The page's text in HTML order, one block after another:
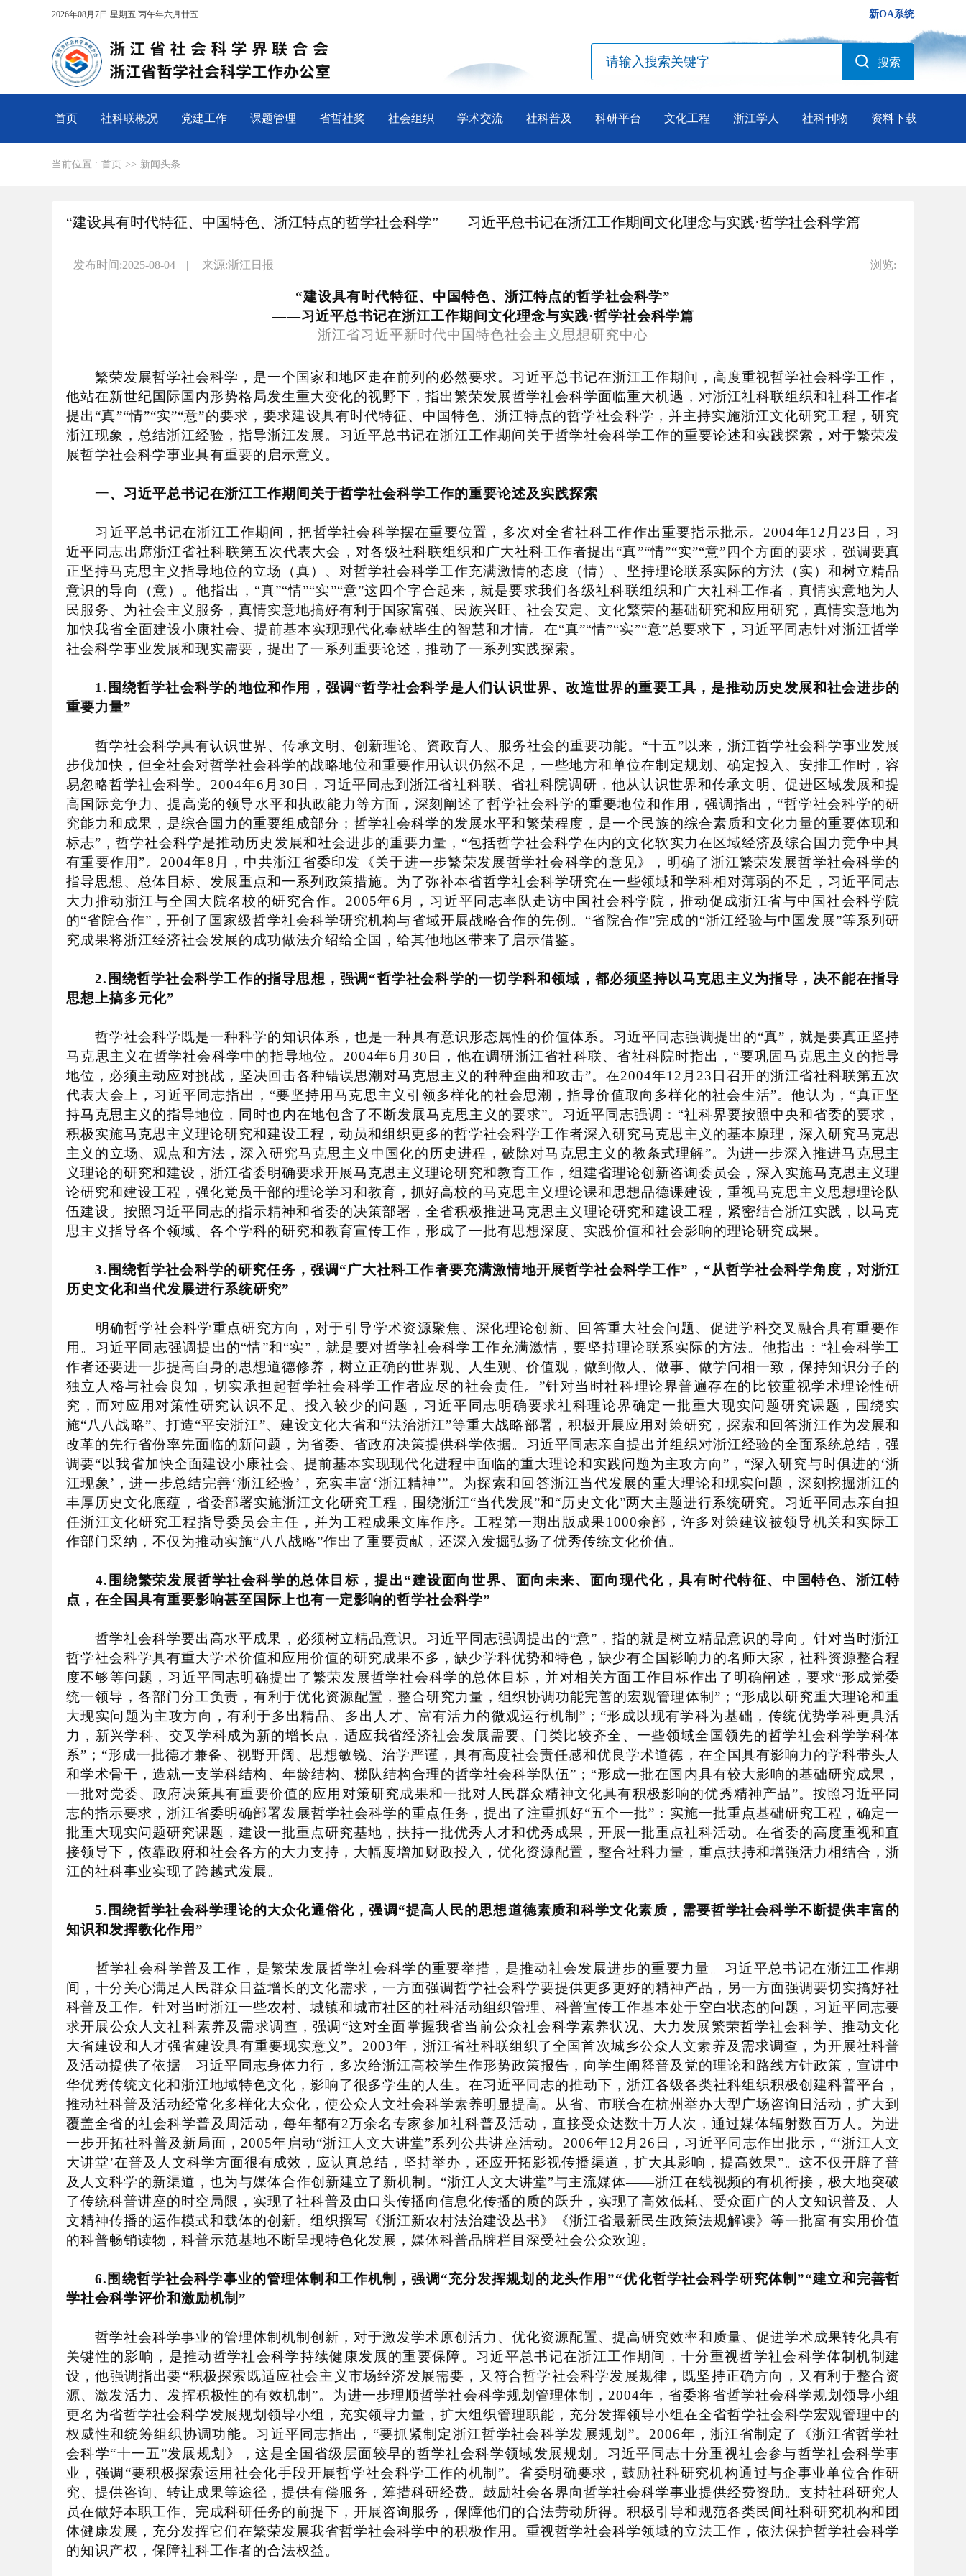
2026年08月7日 星期五 丙午年六月廿五 新OA系统
首页 社科联概况 党建工作 课题管理 省哲社奖 社会组织 学术交流 社科普及 科研平台 文化工程 浙江学人 社科刊物 资料下载
当前位置 : 首页 >> 新闻头条
“建设具有时代特征、中国特色、浙江特点的哲学社会科学”——习近平总书记在浙江工作期间文化理念与实践·哲学社会科学篇
发布时间:2025-08-04 | 来源:浙江日报 浏览:
“建设具有时代特征、中国特色、浙江特点的哲学社会科学”
——习近平总书记在浙江工作期间文化理念与实践·哲学社会科学篇
浙江省习近平新时代中国特色社会主义思想研究中心
繁荣发展哲学社会科学，是一个国家和地区走在前列的必然要求。习近平总书记在浙江工作期间，高度重视哲学社会科学工作，
他站在新世纪国际国内形势格局发生重大变化的视野下，指出繁荣发展哲学社会科学面临重大机遇，对浙江社科联组织和社科工作者
提出 “真”“情”“实”“意”的要求，要求建设具有时代特征、中国特色、浙江特点的哲学社会科学，并主持实施浙江文化研究工程，研究
浙江现象，总结浙江经验，指导浙江发展。习近平总书记在浙江工作期间关于哲学社会科学工作的重要论述和实践探索，对于繁荣发
展哲学社会科学事业具有重要的启示意义。
一、习近平总书记在浙江工作期间关于哲学社会科学工作的重要论述及实践探索
习近平总书记在浙江工作期间，把哲学社会科学摆在重要位置，多次对全省社科工作作出重要指示批示。 2004年12 月 23 日，习
近平同志出席浙江省社科联第五次代表大会，对各级社科联组织和广大社科工作者提出 “真”“情”“实”“意” 四个方面的要求，强调要真
正坚持马克思主义指导地位的立场（真）、对哲学社会科学工作充满激情的态度（情）、坚持理论联系实际的方法（实）和树立精品
意识的导向（意）。他指出， “真”“情”“实”“意”这四个字合起来，就是要求我们各级社科联组织和广大社科工作者，真情实意地为人
民服务、为社会主义服务，真情实意地搞好有利于国家富强、民族兴旺、社会安定、文化繁荣的基础研究和应用研究，真情实意地为
加快我省全面建设小康社会、提前基本实现现代化奉献毕生的智慧和才情。在“真”“情”“实”“意”总要求下，习近平同志针对浙江哲学
社会科学事业发展和现实需要，提出了一系列重要论述，推动了一系列实践探索。
1. 围绕哲学社会科学的地位和作用，强调 “哲学社会科学是人们认识世界、改造世界的重要工具，是推动历史发展和社会进步的
重要力量”
哲学社会科学具有认识世界、传承文明、创新理论、资政育人、服务社会的重要功能。 “十五”以来，浙江哲学社会科学事业发展
步伐加快，但全社会对哲学社会科学的战略地位和重要作用认识仍然不足，一些地方和单位在制定规划、确定投入、安排工作时，容
易忽略哲学社会科学。 2004年6 月 30 日，习近平同志到浙江省社科联、省社科院调研，他从认识世界和传承文明、促进区域发展和提
高国际竞争力、提高党的领导水平和执政能力等方面，深刻阐述了哲学社会科学的重要地位和作用，强调指出， “哲学社会科学的研
究能力和成果，是综合国力的重要组成部分；哲学社会科学的发展水平和繁荣程度，是一个民族的综合素质和文化力量的重要体现和
标志” ，哲学社会科学是推动历史发展和社会进步的重要力量， “包括哲学社会科学在内的文化软实力在区域经济及综合国力竞争中具
有重要作用”。 2004年8 月，中共浙江省委印发《关于进一步繁荣发展哲学社会科学的意见》，明确了浙江繁荣发展哲学社会科学的
指导思想、总体目标、发展重点和一系列政策措施。为了弥补本省哲学社会科学研究在一些领域和学科相对薄弱的不足，习近平同志
大力推动浙江与全国大院名校的研究合作。 2005年6 月，习近平同志率队走访中国社会科学院，推动促成浙江省与中国社会科学院
的“省院合作” ，开创了国家级哲学社会科学研究机构与省域开展战略合作的先例。 “省院合作”完成的“浙江经验与中国发展”等系列研
究成果将浙江经济社会发展的成功做法介绍给全国，给其他地区带来了启示借鉴。
2. 围绕哲学社会科学工作的指导思想，强调 “哲学社会科学的一切学科和领域，都必须坚持以马克思主义为指导，决不能在指导
思想上搞多元化”
哲学社会科学既是一种科学的知识体系，也是一种具有意识形态属性的价值体系。习近平同志强调提出的“真” ，就是要真正坚持
马克思主义在哲学社会科学中的指导地位。 2004年6 月 30 日，他在调研浙江省社科联、省社科院时指出， “要巩固马克思主义的指导
地位，必须主动应对挑战，坚决回击各种错误思潮对马克思主义的种种歪曲和攻击”。在2004年12 月 23 日召开的浙江省社科联第五次
代表大会上，习近平同志指出， “要坚持用马克思主义引领多样化的社会思潮，指导价值取向多样化的社会生活”。他认为， “真正坚
持马克思主义的指导地位，同时也内在地包含了不断发展马克思主义的要求”。习近平同志强调： “社科界要按照中央和省委的要求，
积极实施马克思主义理论研究和建设工程，动员和组织更多的哲学社会科学工作者深入研究马克思主义的基本原理，深入研究马克思
主义的立场、观点和方法，深入研究马克思主义中国化的历史进程，破除对马克思主义的教条式理解”。为进一步深入推进马克思主
义理论的研究和建设，浙江省委明确要求开展马克思主义理论研究和教育工作，组建省理论创新咨询委员会，深入实施马克思主义理
论研究和建设工程，强化党员干部的理论学习和教育，抓好高校的马克思主义理论课和思想品德课建设，重视马克思主义思想理论队
伍建设。按照习近平同志的指示精神和省委的决策部署，全省积极推进马克思主义理论研究和建设工程，紧密结合浙江实践，以马克
思主义指导各个领域、各个学科的研究和教育宣传工作，形成了一批有思想深度、实践价值和社会影响的理论研究成果。
3. 围绕哲学社会科学的研究任务，强调 “广大社科工作者要充满激情地开展哲学社会科学工作” ， “从哲学社会科学角度，对浙江
历史文化和当代发展进行系统研究”
明确哲学社会科学重点研究方向，对于引导学术资源聚焦、深化理论创新、回答重大社会问题、促进学科交叉融合具有重要作
用。习近平同志强调提出的“情”和“实” ，就是要对哲学社会科学工作充满激情，要坚持理论联系实际的方法。他指出： “社会科学工
作者还要进一步提高自身的思想道德修养，树立正确的世界观、人生观、价值观，做到做人、做事、做学问相一致，保持知识分子的
独立人格与社会良知，切实承担起哲学社会科学工作者应尽的社会责任。 ”针对当时社科理论界普遍存在的比较重视学术理论性研
究，而对应用对策性研究认识不足、投入较少的问题，习近平同志明确要求社科理论界确定一批重大现实问题研究课题，围绕实
施“八八战略”、打造“平安浙江”、建设文化大省和“法治浙江”等重大战略部署，积极开展应用对策研究，探索和回答浙江作为发展和
改革的先行省份率先面临的新问题，为省委、省政府决策提供科学依据。习近平同志亲自提出并组织对浙江经验的全面系统总结，强
调要“以我省加快全面建设小康社会、提前基本实现现代化进程中面临的重大理论和实践问题为主攻方向” ， “深入研究与时俱进的‘浙
江现象 ’ ，进一步总结完善‘浙江经验’ ，充实丰富‘浙江精神’”。为探索和回答浙江当代发展的重大理论和现实问题，深刻挖掘浙江的
丰厚历史文化底蕴，省委部署实施浙江文化研究工程，围绕浙江“当代发展”和“历史文化”两大主题进行系统研究。习近平同志亲自担
任浙江文化研究工程指导委员会主任，并为工程成果文库作序。工程第一期出版成果1000余部，许多对策建议被领导机关和实际工
作部门采纳，不仅为推动实施“八八战略”作出了重要贡献，还深入发掘弘扬了优秀传统文化价值。
4. 围绕繁荣发展哲学社会科学的总体目标，提出“建设面向世界、面向未来、面向现代化，具有时代特征、中国特色、浙江特
点，在全国具有重要影响甚至国际上也有一定影响的哲学社会科学”
哲学社会科学要出高水平成果，必须树立精品意识。习近平同志强调提出的“意” ，指的就是树立精品意识的导向。针对当时浙江
哲学社会科学具有重大学术价值和应用价值的研究成果不多，缺少学科优势和特色，缺少有全国影响力的名师大家，社科资源整合程
度不够等问题，习近平同志明确提出了繁荣发展哲学社会科学的总体目标，并对相关方面工作目标作出了明确阐述，要求“形成党委
统一领导，各部门分工负责，有利于优化资源配置，整合研究力量，组织协调功能完善的宏观管理体制 ” ； “形成以研究重大理论和重
大现实问题为主攻方向，有利于多出精品、多出人才、富有活力的微观运行机制 ” ； “形成以现有学科为基础，传统优势学科更具活
力，新兴学科、交叉学科成为新的增长点，适应我省经济社会发展需要、门类比较齐全、一些领域全国领先的哲学社会科学学科体
系” ； “形成一批德才兼备、视野开阔、思想敏锐、治学严谨，具有高度社会责任感和优良学术道德，在全国具有影响力的学科带头人
和学术骨干，造就一支学科结构、年龄结构、梯队结构合理的哲学社会科学队伍” ； “形成一批在国内具有较大影响的基础研究成果，
一批对党委、政府决策具有重要价值的应用对策研究成果和一批对人民群众精神文化具有积极影响的优秀精神产品”。按照习近平同
志的指示要求，浙江省委明确部署发展哲学社会科学的重点任务，提出了注重抓好“五个一批” ：实施一批重点基础研究工程，确定一
批重大现实问题研究课题，建设一批重点研究基地，扶持一批优秀人才和优秀成果，开展一批重点社科活动。在省委的高度重视和直
接领导下，依靠政府和社会各方的大力支持，大幅度增加财政投入，优化资源配置，整合社科力量，重点扶持和增强活力相结合，浙
江的社科事业实现了跨越式发展。
5. 围绕哲学社会科学理论的大众化通俗化，强调 “提高人民的思想道德素质和科学文化素质，需要哲学社会科学不断提供丰富的
知识和发挥教化作用”
哲学社会科学普及工作，是繁荣发展哲学社会科学的重要举措，是推动社会发展进步的重要力量。习近平总书记在浙江工作期
间，十分关心满足人民群众日益增长的文化需求，一方面强调哲学社会科学要提供更多更好的精神产品，另一方面强调要切实搞好社
科普及工作。针对当时浙江一些农村、城镇和城市社区的社科活动组织管理、科普宣传工作基本处于空白状态的问题，习近平同志要
求开展公众人文社科素养及需求调查，强调 “这对全面掌握我省当前公众社会科学素养状况、大力发展繁荣哲学社会科学、推动文化
大省建设和人才强省建设具有重要现实意义”。 2003年，浙江省社科联组织了全国首次城乡公众人文素养及需求调查，为开展社科普
及活动提供了依据。习近平同志身体力行，多次给浙江高校学生作形势政策报告，向学生阐释普及党的理论和路线方针政策，宣讲中
华优秀传统文化和浙江地域特色文化，影响了很多学生的人生。在习近平同志的推动下，浙江各级各类社科组织积极创建科普平台，
推动社科普及活动经常化多样化大众化，使公众人文社会科学素养明显提高。从省、市联合在杭州举办大型广场咨询日活动，扩大到
覆盖全省的社会科学普及周活动，每年都有2万余名专家参加社科普及活动，直接受众达数十万人次，通过媒体辐射数百万人。为进
一步开拓社科普及新局面， 2005年启动“浙江人文大讲堂”系列公共讲座活动。 2006年12 月 26 日，习近平同志作出批示， “‘浙江人文
大讲堂’在普及人文科学方面很有成效，应认真总结，坚持举办，还应开拓影视传播渠道，扩大其影响，提高效果”。这不仅开辟了普
及人文科学的新渠道，也为与媒体合作创新建立了新机制。 “浙江人文大讲堂”与主流媒体——浙江在线视频的有机衔接，极大地突破
了传统科普讲座的时空局限，实现了社科普及由口头传播向信息化传播的质的跃升，实现了高效低耗、受众面广的人文知识普及、人
文精神传播的运作模式和载体的创新。组织撰写《浙江新农村法治建设丛书》《浙江省最新民生政策法规解读》等一批富有实用价值
的科普畅销读物，科普示范基地不断呈现特色化发展，媒体科普品牌栏目深受社会公众欢迎。
6. 围绕哲学社会科学事业的管理体制和工作机制，强调 “充分发挥规划的龙头作用”“优化哲学社会科学研究体制”“建立和完善哲
学社会科学评价和激励机制 ”
哲学社会科学事业的管理体制机制创新，对于激发学术原创活力、优化资源配置、提高研究效率和质量、促进学术成果转化具有
关键性的影响，是推动哲学社会科学持续健康发展的重要保障。习近平总书记在浙江工作期间，十分重视哲学社会科学体制机制建
设，他强调指出要“积极探索既适应社会主义市场经济发展需要，又符合哲学社会科学发展规律，既坚持正确方向，又有利于整合资
源、激发活力、发挥积极性的有效机制”。为进一步理顺哲学社会科学规划管理体制， 2004年，省委将省哲学社会科学规划领导小组
更名为省哲学社会科学发展规划领导小组，充实领导力量，扩大组织管理职能，充分发挥领导小组在全省哲学社会科学宏观管理中的
权威性和统筹组织协调功能。习近平同志指出， “要抓紧制定浙江哲学社会科学发展规划 ”。 2006年，浙江省制定了《浙江省哲学社
会科学“十一五”发展规划》，这是全国省级层面较早的哲学社会科学领域发展规划。习近平同志十分重视社会参与哲学社会科学事
业，强调 “要积极探索运用社会化手段开展哲学社会科学工作的机制 ”。省委明确要求，鼓励社科研究机构通过与企事业单位合作研
究、提供咨询、转让成果等途径，提供有偿服务，筹措科研经费。鼓励社会各界向哲学社会科学事业提供经费资助。支持社科研究人
员在做好本职工作、完成科研任务的前提下，开展咨询服务，保障他们的合法劳动所得。积极引导和规范各类民间社科研究机构和团
体健康发展，充分发挥它们在繁荣发展我省哲学社会科学中的积极作用。重视哲学社会科学领域的立法工作，依法保护哲学社会科学
的知识产权，保障社科工作者的合法权益。